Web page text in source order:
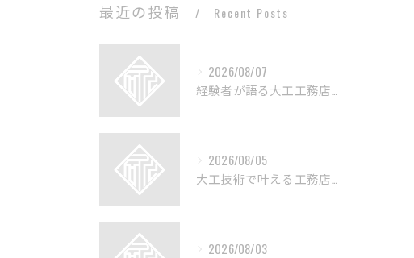
最近の投稿 Recent Posts
2026/08/07
2026/08/05
2026/08/03